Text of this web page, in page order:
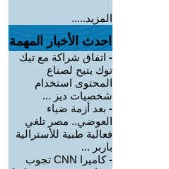
المزيد.....
احدث الأخبار المهمة
- اتفاق شراكة مع تيك
توك يتيح لصناع
المحتوى استخدام
شخصيات ديز ...
- بعد أزمة ضياء
العوضي.. مصر تلغي
فعالية طبية للأسترالية
باربر ...
-
كاميرا CNN تجوب